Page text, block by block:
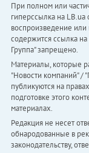
При полном или
гиперссылка на LB.ua
воспроизведение или
содержится ссылка на
Группа" запрещено.
Материалы, которые
"Новости компаний" /
публикуются на
подготовке этого
материалах.
Редакция не несет
обнародованные в
законодательству,